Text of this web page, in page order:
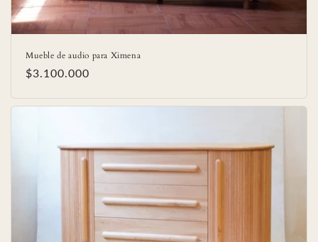
Mueble de audio para Ximena
Precio
$3.100.000